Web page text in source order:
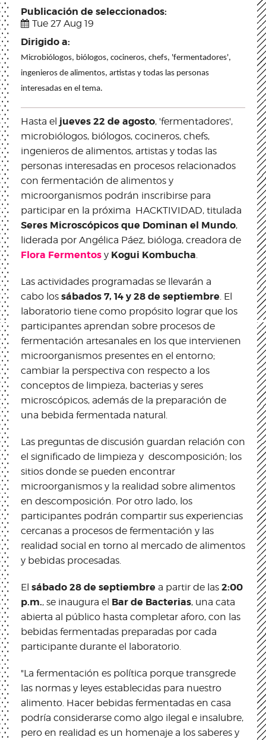
Publicación de seleccionados:
Tue 27 Aug 19
Dirigido a:
Microbiólogos, biólogos, cocineros, chefs, 'fermentadores',
ingenieros de alimentos, artistas y todas las personas
interesadas en el tema.
Hasta el jueves 22 de agosto, 'fermentadores',
microbiólogos, biólogos, cocineros, chefs,
ingenieros de alimentos, artistas y todas las
personas interesadas en procesos relacionados
con fermentación de alimentos y
microorganismos podrán inscribirse para
participar en la próxima HACKTIVIDAD, titulada
Seres Microscópicos que Dominan el Mundo,
liderada por Angélica Páez, bióloga, creadora de
Flora Fermentos y Kogui Kombucha.
Las actividades programadas se llevarán a
cabo los sábados 7, 14 y 28 de septiembre. El
laboratorio tiene como propósito lograr que los
participantes aprendan sobre procesos de
fermentación artesanales en los que intervienen
microorganismos presentes en el entorno;
cambiar la perspectiva con respecto a los
conceptos de limpieza, bacterias y seres
microscópicos, además de la preparación de
una bebida fermentada natural.
Las preguntas de discusión guardan relación con
el significado de limpieza y descomposición; los
sitios donde se pueden encontrar
microorganismos y la realidad sobre alimentos
en descomposición. Por otro lado, los
participantes podrán compartir sus experiencias
cercanas a procesos de fermentación y las
realidad social en torno al mercado de alimentos
y bebidas procesadas.
El sábado 28 de septiembre a partir de las 2:00
p.m., se inaugura el Bar de Bacterias, una cata
abierta al público hasta completar aforo, con las
bebidas fermentadas preparadas por cada
participante durante el laboratorio.
"La fermentación es política porque transgrede
las normas y leyes establecidas para nuestro
alimento. Hacer bebidas fermentadas en casa
podría considerarse como algo ilegal e insalubre,
pero en realidad es un homenaje a los saberes y